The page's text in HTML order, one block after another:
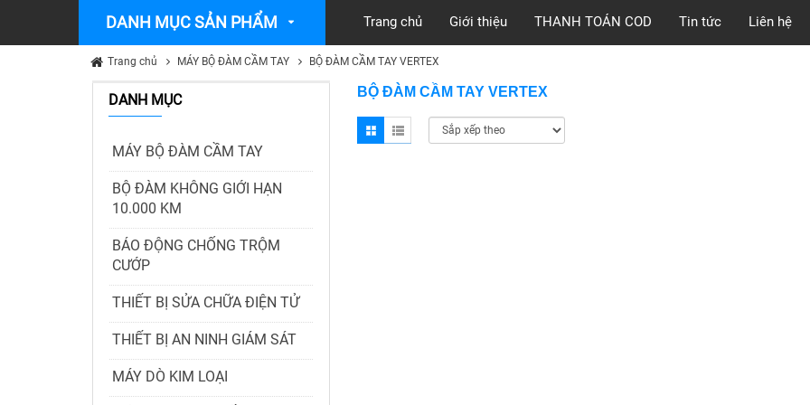
DANH MỤC SẢN PHẨM Trang chủ Giới thiệu THANH TOÁN COD Tin tức Liên hệ
Trang chủ MÁY BỘ ĐÀM CẦM TAY BỘ ĐÀM CẦM TAY VERTEX
DANH MỤC
MÁY BỘ ĐÀM CẦM TAY
BỘ ĐÀM KHÔNG GIỚI HẠN
10.000 KM
BÁO ĐỘNG CHỐNG TRỘM
CƯỚP
THIẾT BỊ SỬA CHỮA ĐIỆN TỬ
THIẾT BỊ AN NINH GIÁM SÁT
MÁY DÒ KIM LOẠI
BỘ ĐÀM CẦM TAY VERTEX